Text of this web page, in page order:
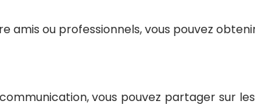
amis ou professionnels, vous pouvez
vous pouvez partager sur